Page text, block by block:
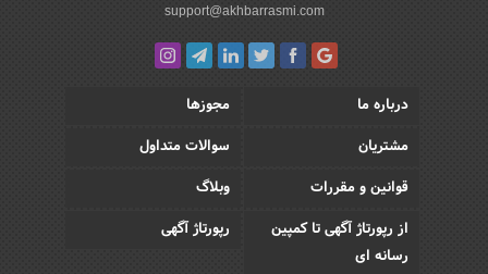
support@akhbarrasmi.com
درباره ما
مجوزها
مشتریان
سوالات متداول
قوانین و مقررات
وبلاگ
از رپورتاژ آگهی تا کمپین
رسانه ای
رپورتاژ آگهی